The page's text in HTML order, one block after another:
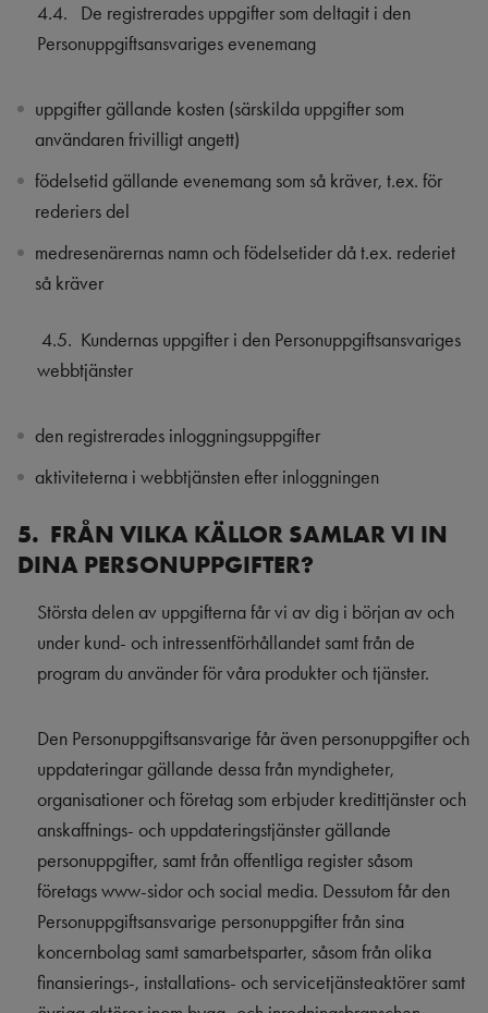
4.4. De registrerades uppgifter som deltagit i den
Personuppgiftsansvariges evenemang
uppgifter gällande kosten (särskilda uppgifter som
användaren frivilligt angett)
födelsetid gällande evenemang som så kräver, t.ex. för
rederiers del
medresenärernas namn och födelsetider då t.ex. rederiet
så kräver
4.5. Kundernas uppgifter i den Personuppgiftsansvariges
webbtjänster
den registrerades inloggningsuppgifter
aktiviteterna i webbtjänsten efter inloggningen
5. FRÅN VILKA KÄLLOR SAMLAR VI IN
DINA PERSONUPPGIFTER?
Största delen av uppgifterna får vi av dig i början av och
under kund- och intressentförhållandet samt från de
program du använder för våra produkter och tjänster.
Den Personuppgiftsansvarige får även personuppgifter och
uppdateringar gällande dessa från myndigheter,
organisationer och företag som erbjuder kredittjänster och
anskaffnings- och uppdateringstjänster gällande
personuppgifter, samt från offentliga register såsom
företags www-sidor och social media. Dessutom får den
Personuppgiftsansvarige personuppgifter från sina
koncernbolag samt samarbetsparter, såsom från olika
finansierings-, installations- och servicetjänsteaktörer samt